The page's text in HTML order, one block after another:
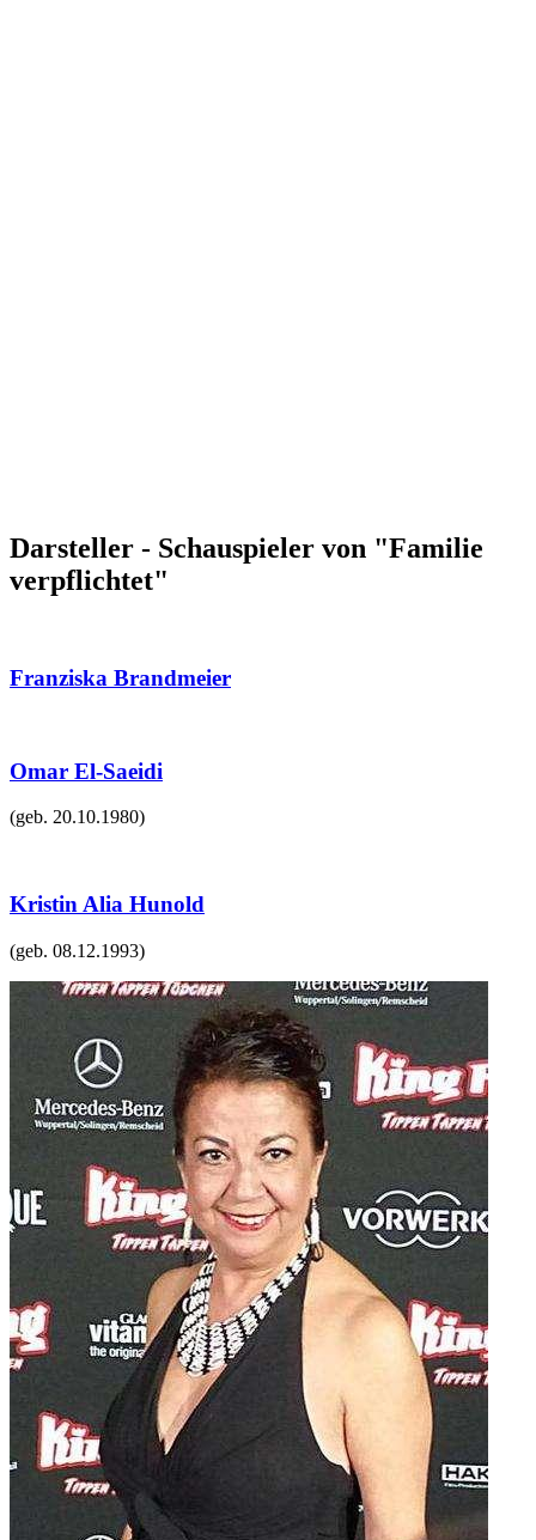
Darsteller - Schauspieler von "Familie
verpflichtet"
Franziska Brandmeier
Omar El-Saeidi
(geb. 20.10.1980)
Kristin Alia Hunold
(geb. 08.12.1993)